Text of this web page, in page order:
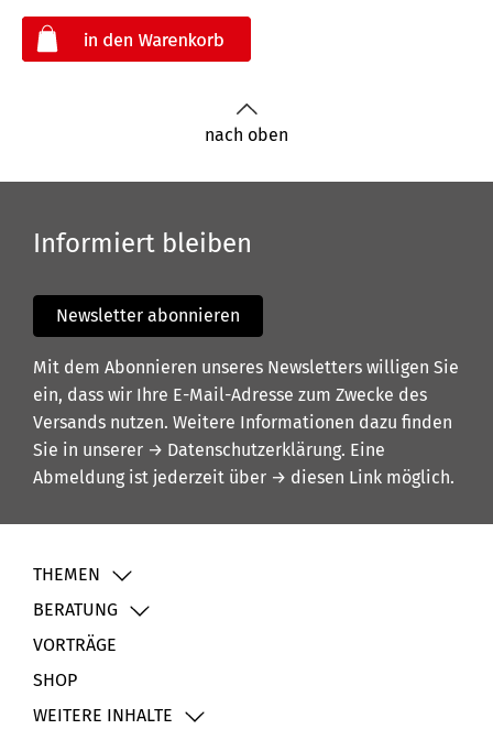
nach oben
Informiert bleiben
Newsletter abonnieren
Mit dem Abonnieren unseres Newsletters willigen Sie
ein, dass wir Ihre E-Mail-Adresse zum Zwecke des
Versands nutzen. Weitere Informationen dazu finden
Sie in unserer → Datenschutzerklärung. Eine
Abmeldung ist jederzeit über → diesen Link möglich.
THEMEN
BERATUNG
VORTRÄGE
SHOP
WEITERE INHALTE